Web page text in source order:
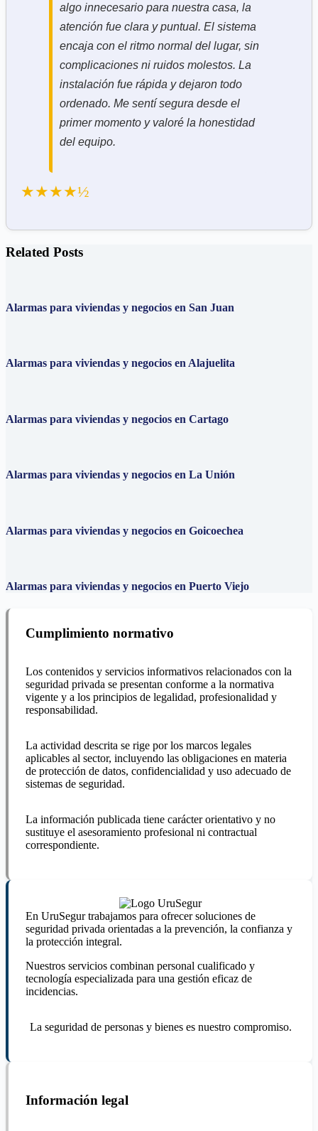
algo innecesario para nuestra casa, la
atención fue clara y puntual. El sistema
encaja con el ritmo normal del lugar, sin
complicaciones ni ruidos molestos. La
instalación fue rápida y dejaron todo
ordenado. Me sentí segura desde el
primer momento y valoré la honestidad
del equipo.
★★★★½
Related Posts
Alarmas para viviendas y negocios en San Juan
Alarmas para viviendas y negocios en Alajuelita
Alarmas para viviendas y negocios en Cartago
Alarmas para viviendas y negocios en La Unión
Alarmas para viviendas y negocios en Goicoechea
Alarmas para viviendas y negocios en Puerto Viejo
Cumplimiento normativo
Los contenidos y servicios informativos relacionados con la
seguridad privada se presentan conforme a la normativa
vigente y a los principios de legalidad, profesionalidad y
responsabilidad.
La actividad descrita se rige por los marcos legales
aplicables al sector, incluyendo las obligaciones en materia
de protección de datos, confidencialidad y uso adecuado de
sistemas de seguridad.
La información publicada tiene carácter orientativo y no
sustituye el asesoramiento profesional ni contractual
correspondiente.
En UruSegur trabajamos para ofrecer soluciones de
seguridad privada orientadas a la prevención, la confianza y
la protección integral.
Nuestros servicios combinan personal cualificado y
tecnología especializada para una gestión eficaz de
incidencias.
La seguridad de personas y bienes es nuestro compromiso.
Información legal